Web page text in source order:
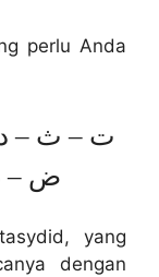
perlu Anda
ت – ث –
ض –
yang
dengan